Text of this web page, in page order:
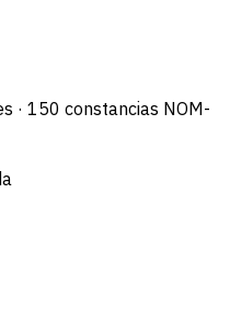
· 150 constancias NOM-